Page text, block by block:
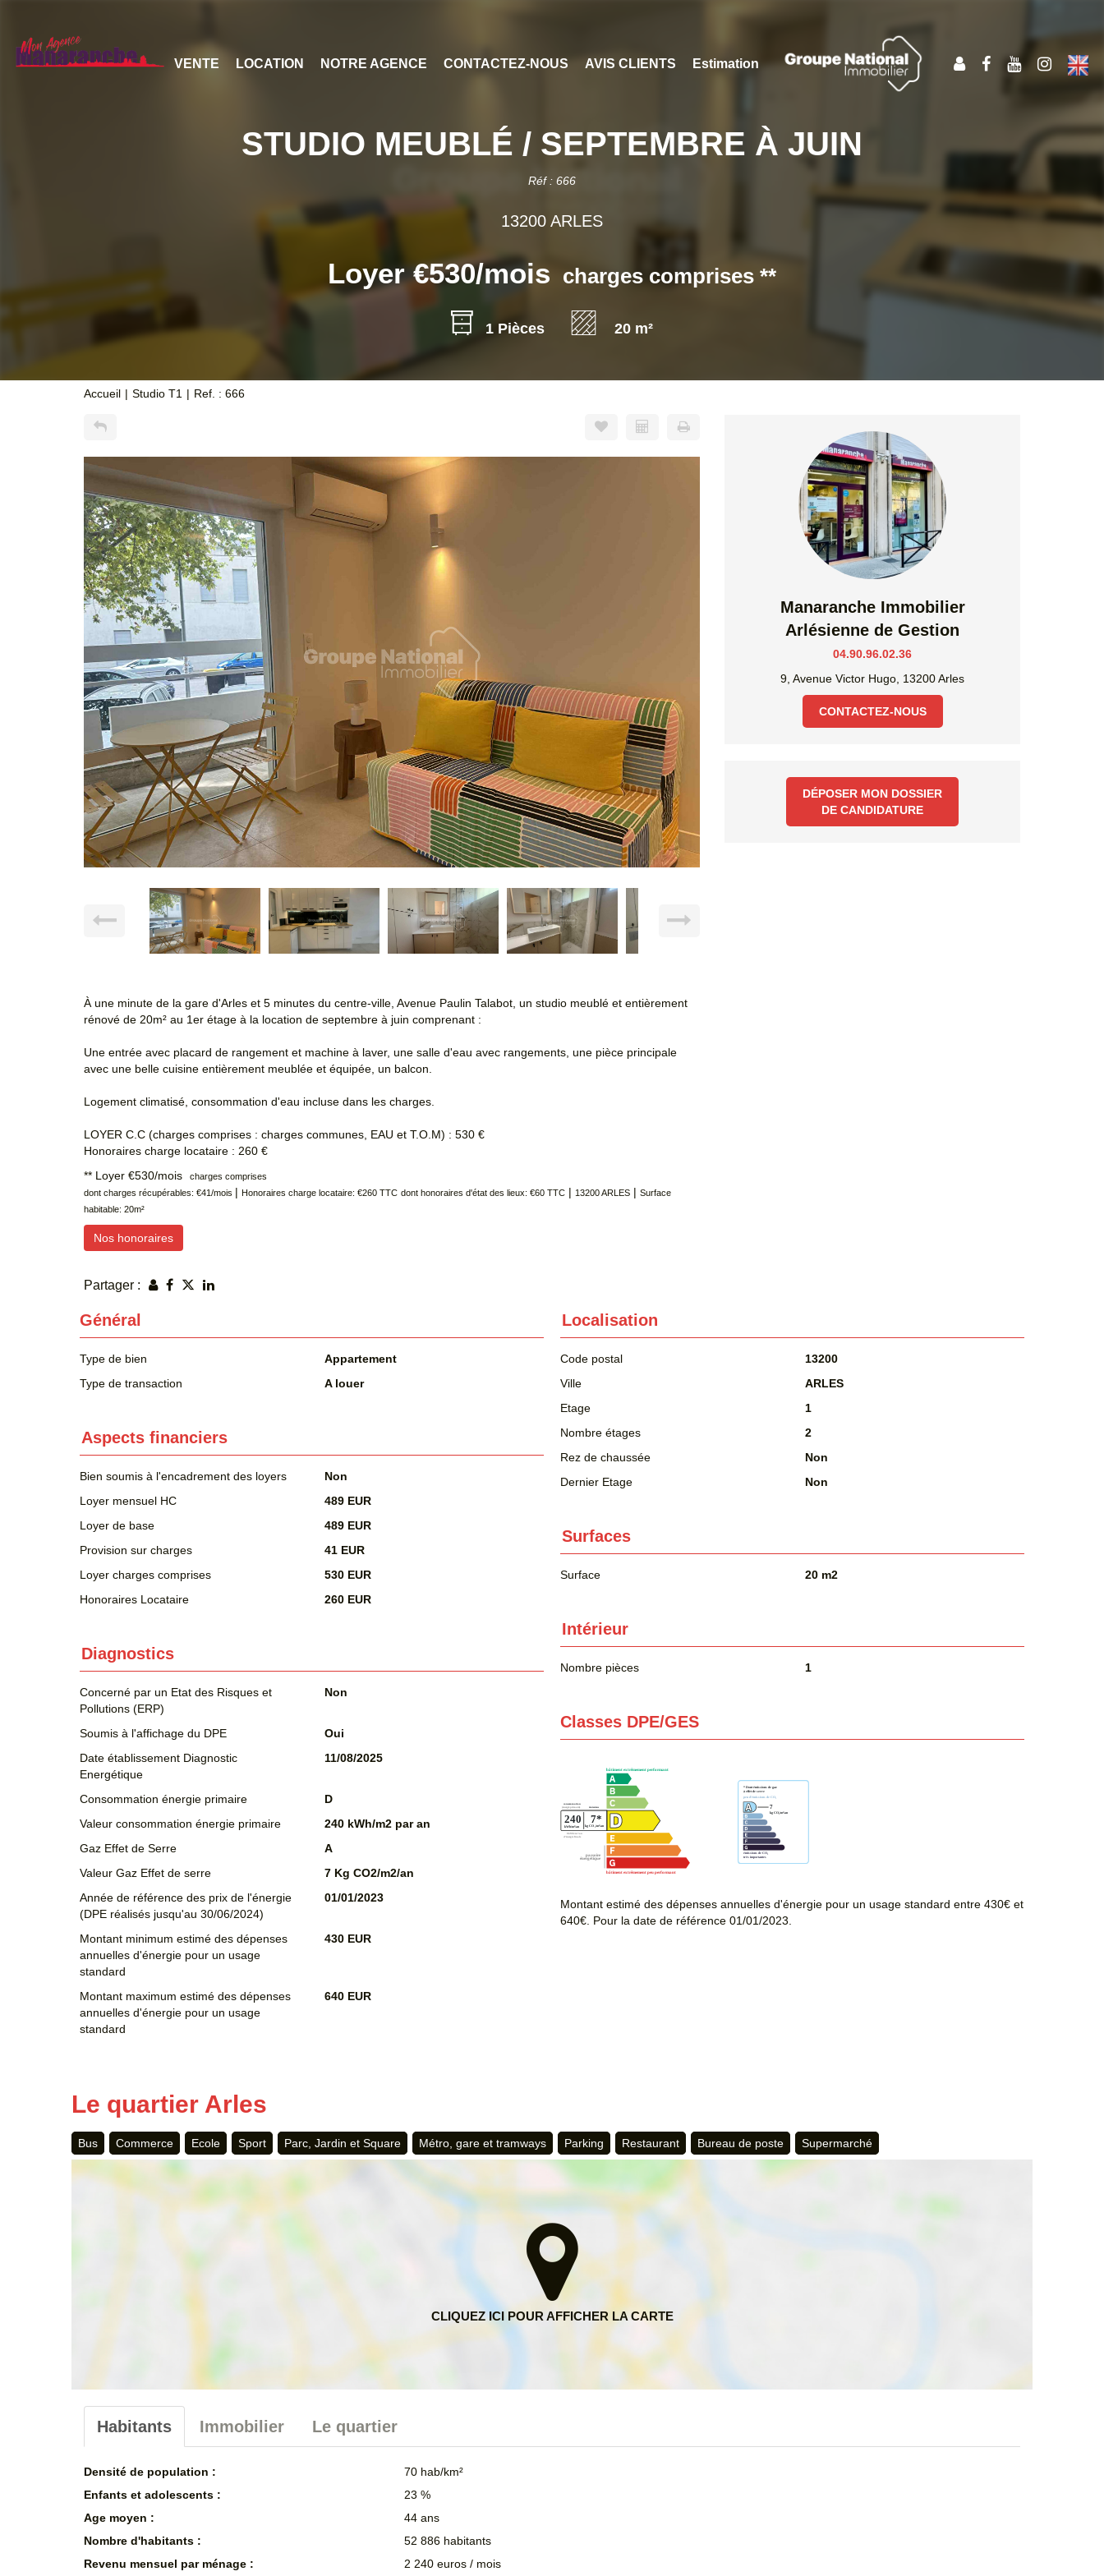
VENTE LOCATION NOTRE AGENCE CONTACTEZ-NOUS AVIS CLIENTS Estimation
STUDIO MEUBLÉ / SEPTEMBRE À JUIN
Réf : 666
13200 ARLES
Loyer €530/mois charges comprises **
1 Pièces 20 m²
Accueil Studio T1 Ref. : 666
À une minute de la gare d'Arles et 5 minutes du centre-ville, Avenue Paulin Talabot, un studio meublé et entièrement
rénové de 20m² au 1er étage à la location de septembre à juin comprenant :
Une entrée avec placard de rangement et machine à laver, une salle d'eau avec rangements, une pièce principale
avec une belle cuisine entièrement meublée et équipée, un balcon.
Logement climatisé, consommation d'eau incluse dans les charges.
LOYER C.C (charges comprises : charges communes, EAU et T.O.M) : 530 €
Honoraires charge locataire : 260 €
** Loyer €530/mois
charges comprises
dont charges récupérables: €41/mois | Honoraires charge locataire: €260 TTC dont honoraires d'état des lieux: €60 TTC | 13200 ARLES | Surface
habitable: 20m²
Nos honoraires
Partager :
Manaranche Immobilier
Arlésienne de Gestion
04.90.96.02.36
9, Avenue Victor Hugo, 13200 Arles
CONTACTEZ-NOUS
DÉPOSER MON DOSSIER
DE CANDIDATURE
Général
Type de bien
Appartement
Type de transaction
A louer
Localisation
Code postal
13200
Ville
ARLES
Etage
1
Nombre étages
2
Rez de chaussée
Non
Dernier Etage
Non
Aspects financiers
Bien soumis à l'encadrement des loyers
Non
Loyer mensuel HC
489 EUR
Loyer de base
489 EUR
Provision sur charges
41 EUR
Loyer charges comprises
530 EUR
Honoraires Locataire
260 EUR
Surfaces
Surface 20 m2
Intérieur
Nombre pièces 1
Diagnostics
Concerné par un Etat des Risques et
Pollutions (ERP)
Non
Soumis à l'affichage du DPE
Oui
Date établissement Diagnostic
Energétique
11/08/2025
Consommation énergie primaire
D
Valeur consommation énergie primaire
240 kWh/m2 par an
Gaz Effet de Serre
A
Valeur Gaz Effet de serre
7 Kg CO2/m2/an
Année de référence des prix de l'énergie
(DPE réalisés jusqu'au 30/06/2024)
01/01/2023
Montant minimum estimé des dépenses
annuelles d'énergie pour un usage
standard
430 EUR
Montant maximum estimé des dépenses
annuelles d'énergie pour un usage
standard
640 EUR
Classes DPE/GES
Montant estimé des dépenses annuelles d'énergie pour un usage standard entre 430€ et
640€. Pour la date de référence 01/01/2023.
Le quartier Arles
Bus Commerce Ecole Sport Parc, Jardin et Square Métro, gare et tramways Parking Restaurant Bureau de poste Supermarché
Habitants Immobilier Le quartier
Densité de population :
70 hab/km²
Enfants et adolescents :
23 %
Age moyen :
44 ans
Nombre d'habitants :
52 886 habitants
Revenu mensuel par ménage :
2 240 euros / mois